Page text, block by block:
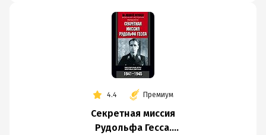
он. Через несколько месяцев после казни нацистских
преступников этот неизвестный человек в форме
офицера американской армии погиб в автомобильной
катастрофе, проезжая по улице Берлина неподалеку
от советского сектора. Его тело вытащили из
грузовик. Дрожавшие от страха свидетели неохотно
заявили, что на их глазах тяжелый армейский грузовик
на полной скорости врезался в легковую машину.
4.4 Премиум
Секретная миссия
Рудольфа Гесса.